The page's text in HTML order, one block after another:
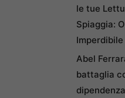
le tue
Spiaggia:
Abel
battaglia